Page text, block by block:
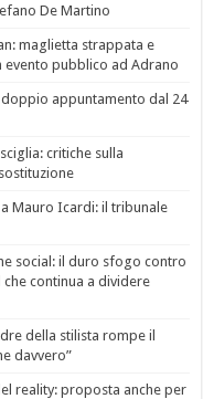
De Martino
maglietta strappata e
pubblico ad Adrano
appuntamento dal 24
critiche sulla
Mauro Icardi: il tribunale
social: il duro sfogo contro
continua a dividere
della stilista rompe il
davvero”
reality: proposta anche per